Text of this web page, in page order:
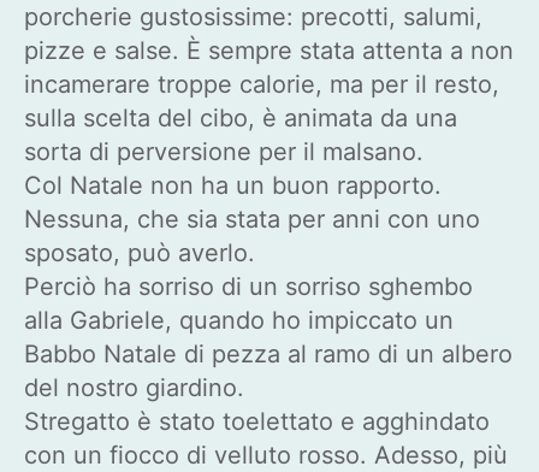
porcherie gustosissime: precotti, salumi,
pizze e salse. È sempre stata attenta a non
incamerare troppe calorie, ma per il resto,
sulla scelta del cibo, è animata da una
sorta di perversione per il malsano.
Col Natale non ha un buon rapporto.
Nessuna, che sia stata per anni con uno
sposato, può averlo.
Perciò ha sorriso di un sorriso sghembo
alla Gabriele, quando ho impiccato un
Babbo Natale di pezza al ramo di un albero
del nostro giardino.
Stregatto è stato toelettato e agghindato
con un fiocco di velluto rosso. Adesso, più